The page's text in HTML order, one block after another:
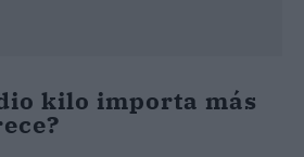
kilo importa más